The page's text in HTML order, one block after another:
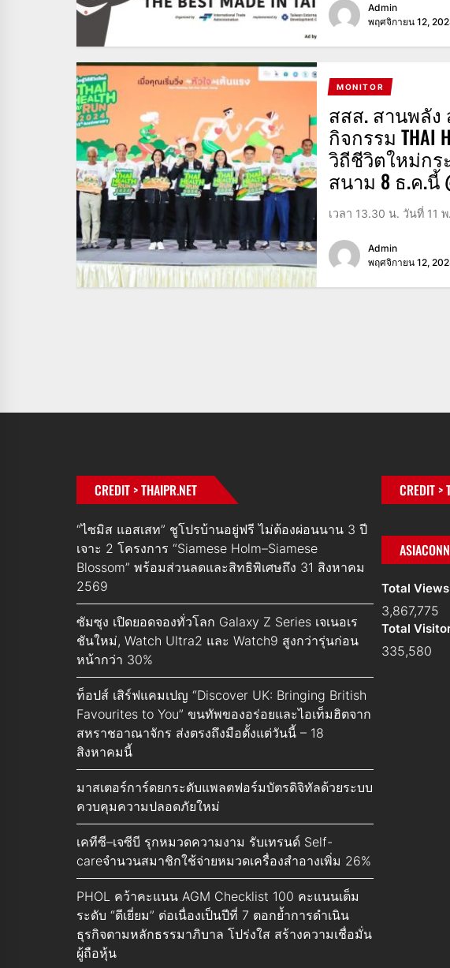
Admin
พฤศจิกายน 12,
MONITOR
สสส. สานพลัง
กิจกรรม THAI
วิถีชีวิตใหม่ก
สนาม 8 ธ.ค.นี้
เวลา 13.30 น. วันที่ 11 พ
Admin
พฤศจิกายน 12,
CREDIT > THAIPR.NET
“ไซมิส แอสเสท” ชูโปรบ้านอยู่ฟรี ไม่ต้องผ่อนนาน 3 ปี
เจาะ 2 โครงการ “Siamese Holm–Siamese
Blossom” พร้อมส่วนลดและสิทธิพิเศษถึง 31 สิงหาคม
2569
ซัมซุง เปิดยอดจองทั่วโลก Galaxy Z Series เจเนอเร
ชันใหม่, Watch Ultra2 และ Watch9 สูงกว่ารุ่นก่อน
หน้ากว่า 30%
ท็อปส์ เสิร์ฟแคมเปญ “Discover UK: Bringing British
Favourites to You” ขนทัพของอร่อยและไอเท็มฮิตจาก
สหราชอาณาจักร ส่งตรงถึงมือตั้งแต่วันนี้ – 18
สิงหาคมนี้
มาสเตอร์การ์ดยกระดับแพลตฟอร์มบัตรดิจิทัลด้วยระบบ
ควบคุมความปลอดภัยใหม่
เคทีซี–เจซีบี รุกหมวดความงาม รับเทรนด์ Self-
careจำนวนสมาชิกใช้จ่ายหมวดเครื่องสำอางเพิ่ม 26%
PHOL คว้าคะแนน AGM Checklist 100 คะแนนเต็ม
ระดับ “ดีเยี่ยม” ต่อเนื่องเป็นปีที่ 7 ตอกย้ำการดำเนิน
ธุรกิจตามหลักธรรมาภิบาล โปร่งใส สร้างความเชื่อมั่น
ผู้ถือหุ้น
CREDIT >
Total
3,867,775
Total
335,580